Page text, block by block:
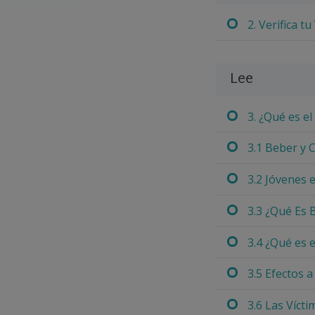
2. Verifica
Lee
3. ¿Qué es
3.1 Beber y
3.2 Jóvenes
3.3 ¿Qué Es
3.4 ¿Qué es
3.5 Efectos
3.6 Las